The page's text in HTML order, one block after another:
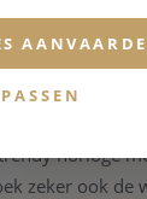
horloge
zeker ook